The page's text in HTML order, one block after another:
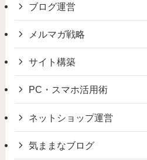
ブログ運営
メルマガ戦略
サイト構築
PC・スマホ活用術
ネットショップ運営
気ままなブログ